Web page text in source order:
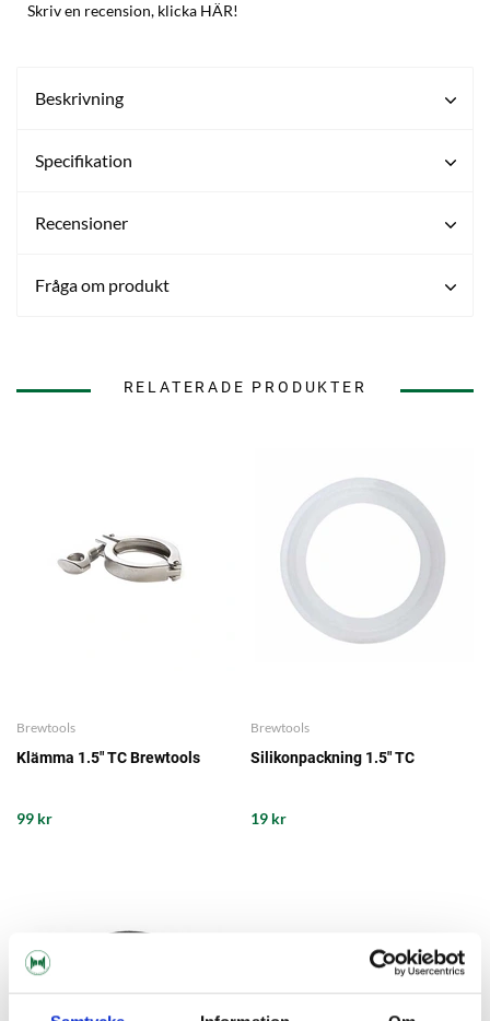
Skriv en recension, klicka HÄR!
Beskrivning
Specifikation
Recensioner
Fråga om produkt
RELATERADE PRODUKTER
Brewtools
Klämma 1.5" TC Brewtools
99 kr
Brewtools
Silikonpackning 1.5" TC
19 kr